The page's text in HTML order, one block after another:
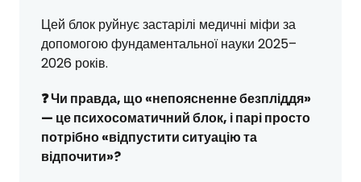
Цей блок руйнує застарілі медичні міфи за
допомогою фундаментальної науки 2025–
2026 років.
❓ Чи правда, що «непоясненне безпліддя»
— це психосоматичний блок, і парі просто
потрібно «відпустити ситуацію та
відпочити»?